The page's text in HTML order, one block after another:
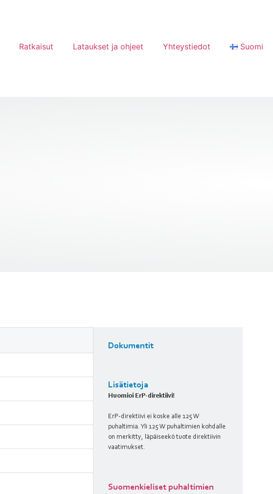
Ratkaisut Lataukset ja ohjeet Yhteystiedot Suomi
Dokumentit
Lisätietoja
Huomioi ErP-direktiivi!
ErP-direktiivi ei koske alle 125 W
puhaltimia. Yli 125 W puhaltimien kohdalle
on merkitty, läpäiseekö tuote direktiivin
vaatimukset.
Suomenkieliset puhaltimien